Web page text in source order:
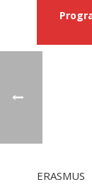
ERASMUS